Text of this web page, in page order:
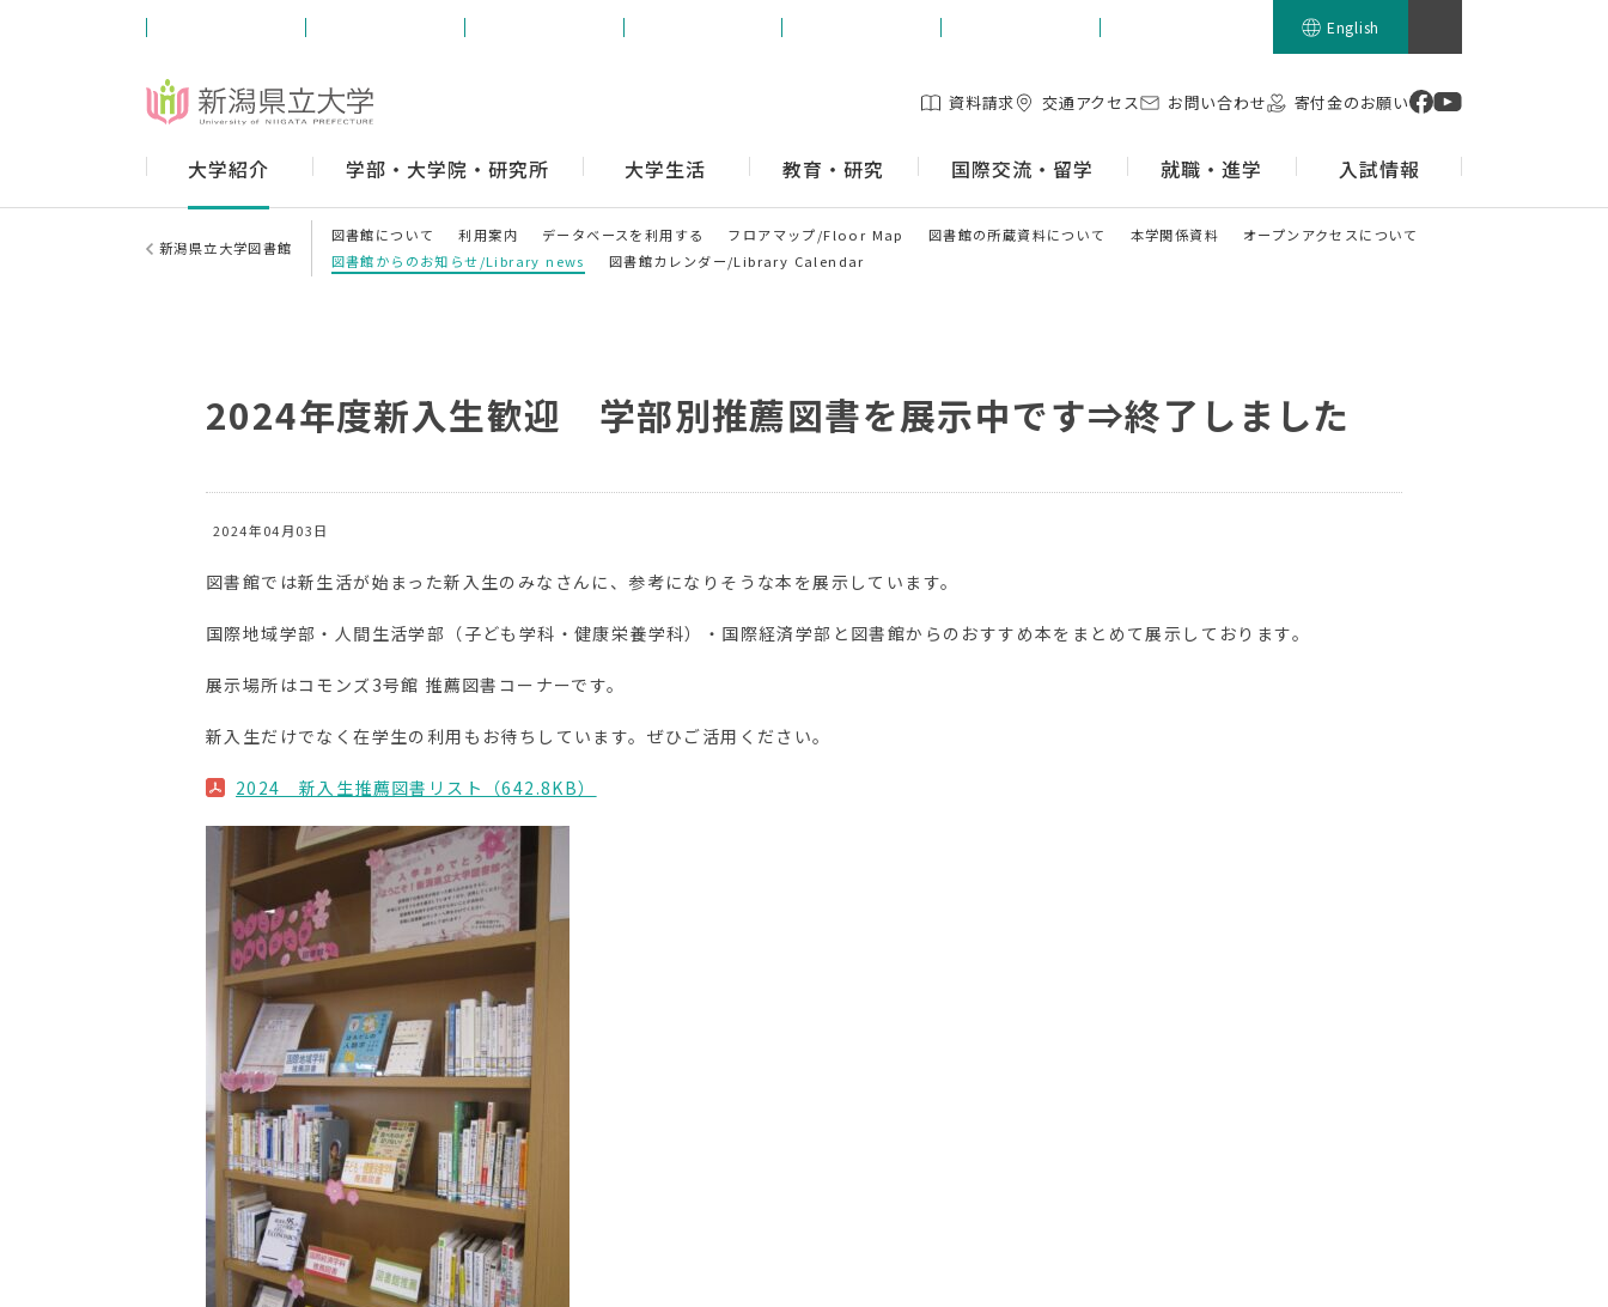
English
資料請求 交通アクセス お問い合わせ 寄付金のお願い
大学紹介 学部・大学院・研究所 大学生活 教育・研究 国際交流・留学 就職・進学 入試情報
新潟県立大学図書館
図書館について 利用案内 データベースを利用する フロアマップ/Floor Map 図書館の所蔵資料について 本学関係資料
オープンアクセスについて
図書館からのお知らせ/Library news
図書館カレンダー/Library Calendar
2024年度新入生歓迎 学部別推薦図書を展示中です⇒終了しました
2024年04月03日
図書館では新生活が始まった新入生のみなさんに、参考になりそうな本を展示しています。
国際地域学部・人間生活学部（子ども学科・健康栄養学科）・国際経済学部と図書館からのおすすめ本をまとめて展示しております。
展示場所はコモンズ3号館 推薦図書コーナーです。
新入生だけでなく在学生の利用もお待ちしています。ぜひご活用ください。
2024 新入生推薦図書リスト（642.8KB）